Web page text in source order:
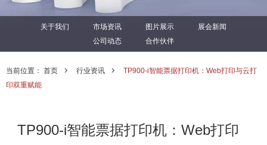
关于我们 市场资讯 图片展示
展会新闻
公司动态
合作伙伴
当前位置： 首页 行业资讯
TP900-i智能票据打印机：Web打印与云打
印双重赋能
TP900-i智能票据打印机：Web打印